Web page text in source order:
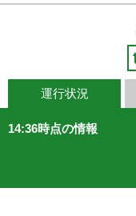
運行状況
14:36時点の情報